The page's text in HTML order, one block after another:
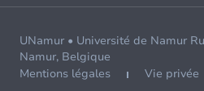
UNamur • Université de Namur
Namur, Belgique
Mentions légales
Vie privée